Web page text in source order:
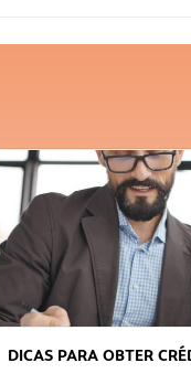
FAÇA A DIFERENÇA: